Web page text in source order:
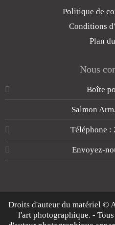
Politique de
Conditions
Plan
Nous
Boîte
Salmon
Téléphone :
Envoyez-
Droits d'auteur du matériel ©
l'art photographique. -